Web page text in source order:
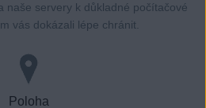
naše servery k důkladné počítačové
vás dokázali lépe chránit.
Poloha